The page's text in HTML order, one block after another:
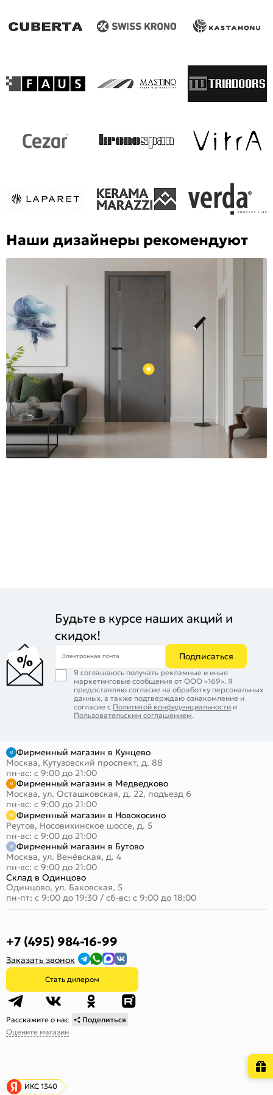
Наши дизайнеры рекомендуют
Будьте в курсе наших акций и
скидок!
Электронная почта Подписаться
Я соглашаюсь получать рекламные и иные
маркетинговые сообщения от ООО «169». Я
предоставляю согласие на обработку персональных
данных, а также подтверждаю ознакомление и
согласие с Политикой конфиденциальности и
Пользовательским соглашением.
Фирменный магазин в Кунцево
Москва, Кутузовский проспект, д. 88
пн-вс: с 9:00 до 21:00
Фирменный магазин в Медведково
Москва, ул. Осташковская, д. 22, подъезд 6
пн-вс: с 9:00 до 21:00
Фирменный магазин в Новокосино
Реутов, Носовихинское шоссе, д. 5
пн-вс: с 9:00 до 21:00
Фирменный магазин в Бутово
Москва, ул. Венёвская, д. 4
пн-вс: с 9:00 до 21:00
Склад в Одинцово
Одинцово, ул. Баковская, 5
пн-пт: с 9:00 до 19:30 / сб-вс: с 9:00 до 18:00
+7 (495) 984-16-99
Заказать звонок
Стать дилером
Расскажите о нас
Поделиться
Оцените магазин
ИКС 1340